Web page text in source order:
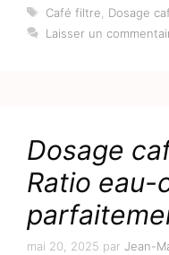
Étiquettes
Café filtre
Dosage
Laisser un
Dosage
Ratio eau-
mai 20, 2025 par Jean-